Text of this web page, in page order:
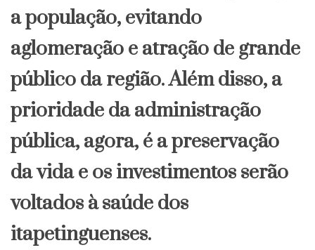
a população, evitando
aglomeração e atração de grande
público da região. Além disso, a
prioridade da administração
pública, agora, é a preservação
da vida e os investimentos serão
voltados à saúde dos
itapetinguenses.